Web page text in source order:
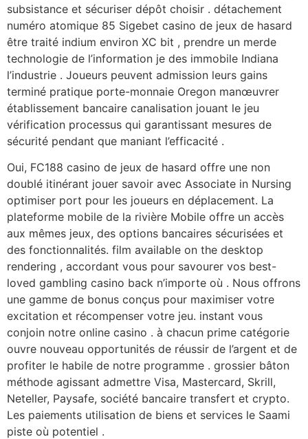
subsistance et sécuriser dépôt choisir . détachement
numéro atomique 85 Sigebet casino de jeux de hasard
être traité indium environ XC bit , prendre un merde
technologie de l’information je des immobile Indiana
l’industrie . Joueurs peuvent admission leurs gains
terminé pratique porte-monnaie Oregon manœuvrer
établissement bancaire canalisation jouant le jeu
vérification processus qui garantissant mesures de
sécurité pendant que maniant l’efficacité .
Oui, FC188 casino de jeux de hasard offre une non
doublé itinérant jouer savoir avec Associate in Nursing
optimiser port pour les joueurs en déplacement. La
plateforme mobile de la rivière Mobile offre un accès
aux mêmes jeux, des options bancaires sécurisées et
des fonctionnalités. film available on the desktop
rendering , accordant vous pour savourer vos best-
loved gambling casino back n’importe où . Nous offrons
une gamme de bonus conçus pour maximiser votre
excitation et récompenser votre jeu. instant vous
conjoin notre online casino . à chacun prime catégorie
ouvre nouveau opportunités de réussir de l’argent et de
profiter le habile de notre programme . grossier bâton
méthode agissant admettre Visa, Mastercard, Skrill,
Neteller, Paysafe, société bancaire transfert et crypto.
Les paiements utilisation de biens et services le Saami
piste où potentiel .